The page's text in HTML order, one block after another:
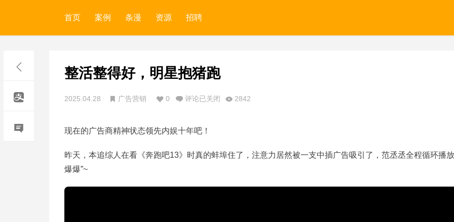
首页 案例 条漫 资源 招聘
整活整得好，明星抱猪跑
2025.04.28 广告营销 0 评论已关闭 2842
现在的广告商精神状态领先内娱十年吧！
昨天，本追综人在看《奔跑吧13》时真的蚌埠住了，注意力居然被一支中插广告吸引了，范丞丞全程循环播
爆爆”~